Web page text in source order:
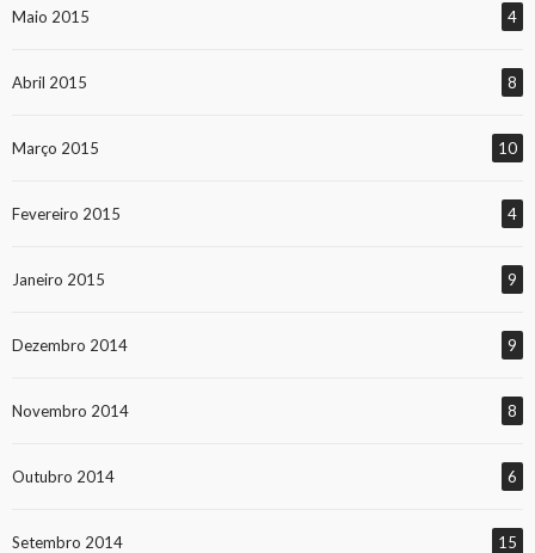
Maio 2015 4
Abril 2015 8
Março 2015 10
Fevereiro 2015 4
Janeiro 2015 9
Dezembro 2014 9
Novembro 2014 8
Outubro 2014 6
Setembro 2014 15